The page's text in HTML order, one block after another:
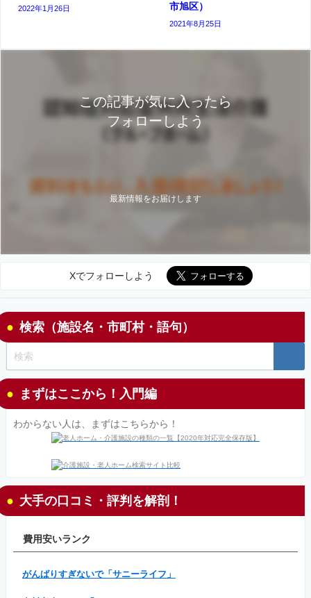
2022年1月26日
市旭区）
2021年8月25日
この記事が気に入ったら
フォローしよう
最新情報をお届けします
Xでフォローしよう
検索（施設名・市町村・語句）
まずはここから！入門編
わからない人は、まずはこちらから！
大手の口コミ・評判を解剖！
費用安いランク
がんばりすぎないで「サニーライフ」